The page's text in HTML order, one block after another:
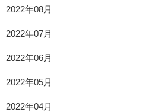
2022年08月
2022年07月
2022年06月
2022年05月
2022年04月